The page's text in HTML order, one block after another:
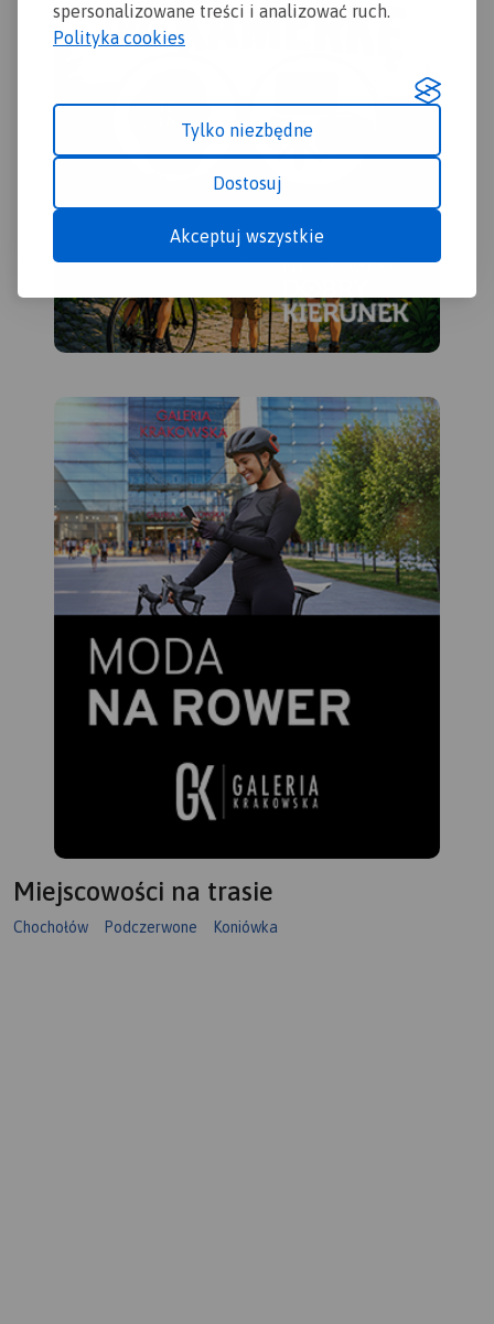
spersonalizowane treści i analizować ruch.
Polityka cookies
Tylko niezbędne
Dostosuj
Akceptuj wszystkie
Miejscowości na trasie
Chochołów Podczerwone Koniówka